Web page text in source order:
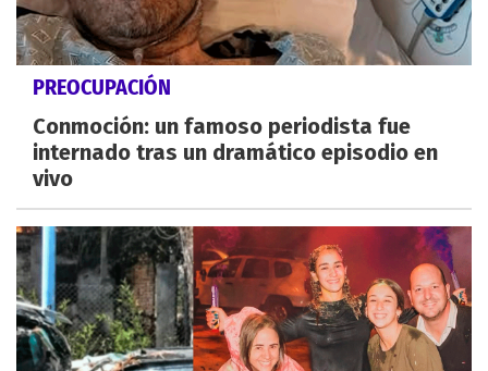
PREOCUPACIÓN
Conmoción: un famoso periodista fue
internado tras un dramático episodio en
vivo